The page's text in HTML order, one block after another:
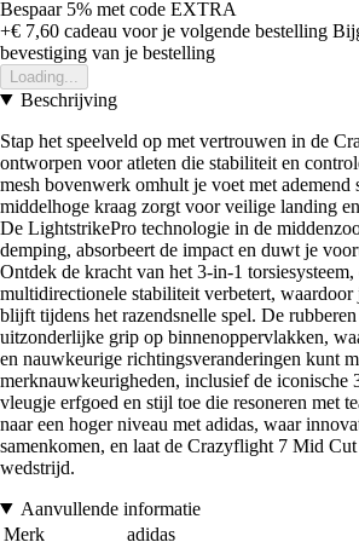
Bespaar 5% met code EXTRA
+€ 7,60 cadeau voor je volgende bestelling
bevestiging van je bestelling
Loading...
Beschrijving
Stap het speelveld op met vertrouwen in de
ontworpen voor atleten die stabiliteit en
mesh bovenwerk omhult je voet met
middelhoge kraag zorgt voor veilige landing
De LightstrikePro technologie in de
demping, absorbeert de impact en duwt je
Ontdek de kracht van het 3-in-1
multidirectionele stabiliteit verbetert, waardoor
blijft tijdens het razendsnelle spel. De
uitzonderlijke grip op binnenoppervlakken,
en nauwkeurige richtingsveranderingen kunt
merknauwkeurigheden, inclusief de iconische
vleugje erfgoed en stijl toe die resoneren met
naar een hoger niveau met adidas, waar
samenkomen, en laat de Crazyflight 7 Mid
wedstrijd.
Aanvullende informatie
Merk
adidas